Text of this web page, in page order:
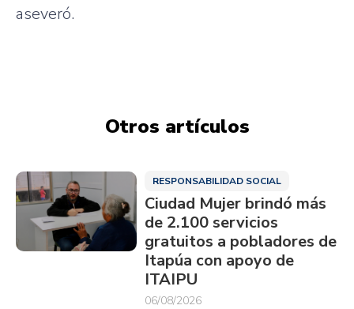
aseveró.
Otros artículos
RESPONSABILIDAD SOCIAL
Ciudad Mujer brindó más
de 2.100 servicios
gratuitos a pobladores de
Itapúa con apoyo de
ITAIPU
06/08/2026